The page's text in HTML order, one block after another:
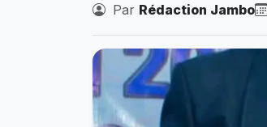
Par Rédaction Jambo